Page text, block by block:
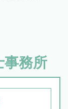
事務所